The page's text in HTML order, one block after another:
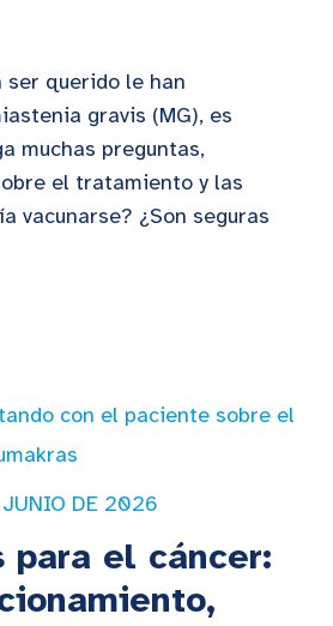
ser querido le han
gravis (MG), es
muchas preguntas,
el tratamiento y las
vacunarse? ¿Son seguras
DE 2026
para el cáncer: